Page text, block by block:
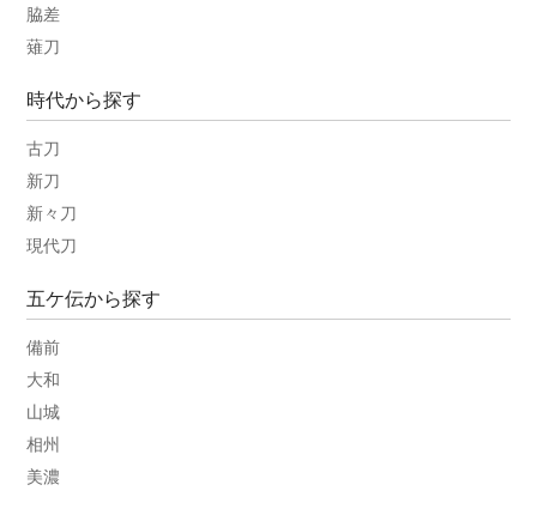
脇差
薙刀
時代から探す
古刀
新刀
新々刀
現代刀
五ケ伝から探す
備前
大和
山城
相州
美濃